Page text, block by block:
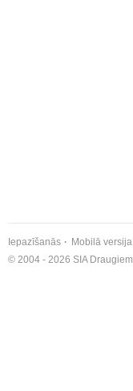
Iepazīšanās Mobilā versija
© 2004 - 2026 SIA Draugiem